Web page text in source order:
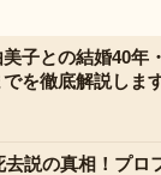
子との結婚40年
を徹底解説しま
去説の真相！プロ